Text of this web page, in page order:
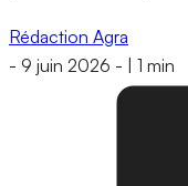
Rédaction Agra
- 9 juin 2026 - 1 min